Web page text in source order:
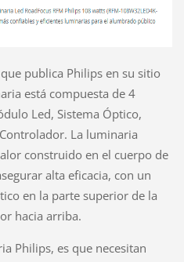
publica Philips en su sitio
está compuesta de 4
Led, Sistema Óptico,
La luminaria
construido en el cuerpo de
alta eficacia, con un
en la parte superior de la
hacia arriba.
Philips, es que necesitan